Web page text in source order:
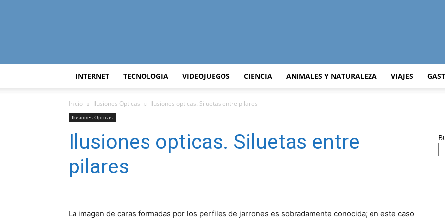
Curiosidades
INTERNET TECNOLOGIA VIDEOJUEGOS CIENCIA ANIMALES Y NATURALEZA VIAJES
Inicio Ilusiones Opticas Ilusiones opticas. Siluetas entre pilares
Ilusiones Opticas
Ilusiones opticas. Siluetas entre
pilares
La imagen de caras formadas por los perfiles de jarrones es sobradamente conocida; en este caso